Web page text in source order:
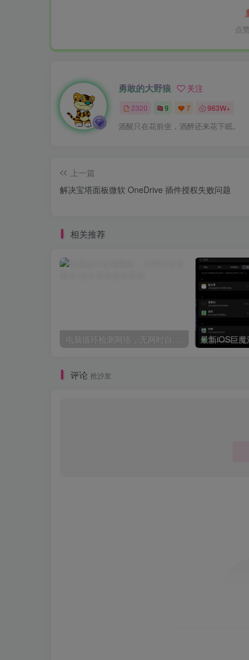
点赞
勇敢的大野狼 关注
2320 9 7 963W+
酒醒只在花前坐，酒醉还来花下眠。
上一篇
解决宝塔面板微软 OneDrive 插件授权失败问题
相关推荐
评论 抢沙发